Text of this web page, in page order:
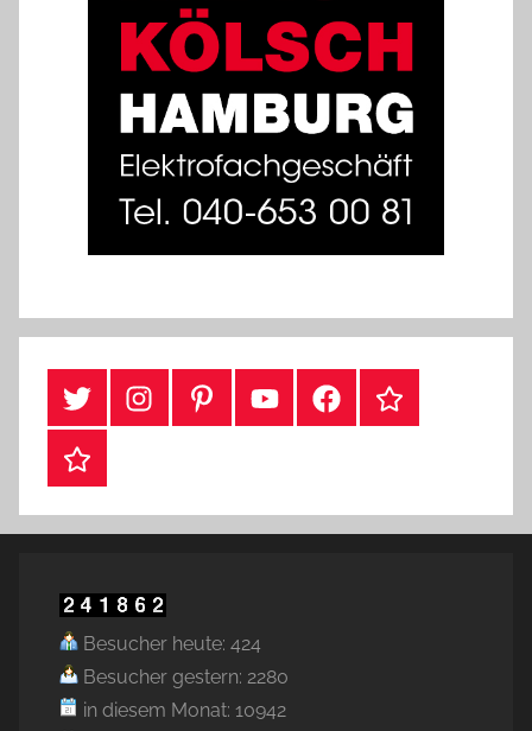
#TwitterInstagramPinterestYouTubeFacebookTikTok
Webshop
Besucher heute: 424
Besucher gestern: 2280
in diesem Monat: 10942